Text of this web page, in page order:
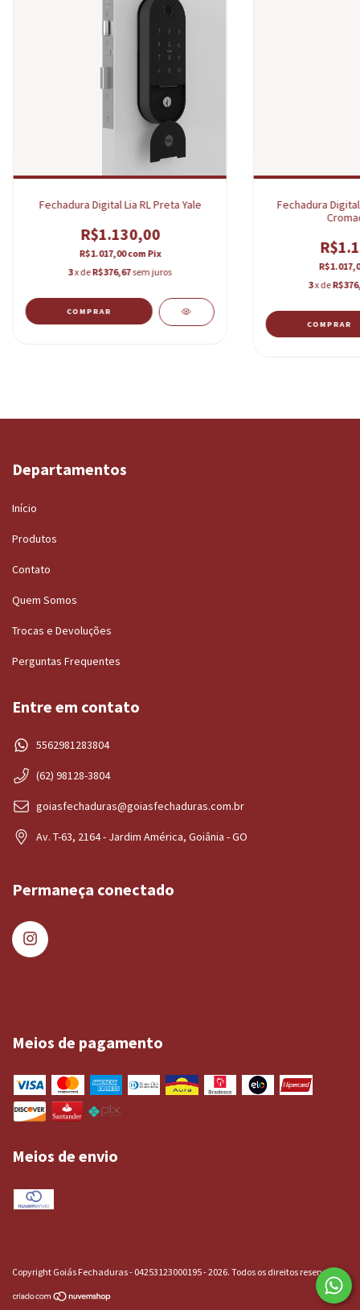
Fechadura Digital Lia RL Preta Yale
R$1.130,00
R$1.017,00comPix
3x deR$376,67sem juros
COMPRAR
Fechadura
3x de
COMPRAR
Departamentos
Início
Produtos
Contato
Quem Somos
Trocas e Devoluções
Perguntas Frequentes
Entre em contato
5562981283804
(62) 98128-3804
goiasfechaduras@goiasfechaduras.com.br
Av. T-63, 2164 - Jardim América, Goiânia - GO
Permaneça conectado
Meios de pagamento
Meios de envio
Copyright Goiás Fechaduras - 04253123000195 - 2026. Todos os direitos reservados.